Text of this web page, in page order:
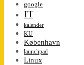
google
IT
kalender
KU
København
launchpad
Linux